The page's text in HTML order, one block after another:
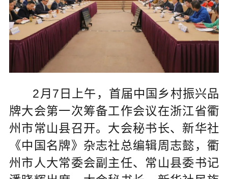
2月7日上午，首届中国乡村振兴品
牌大会第一次筹备工作会议在浙江省衢
州市常山县召开。大会秘书长、新华社
《中国名牌》杂志社总编辑周志懿，衢
州市人大常委会副主任、常山县委书记